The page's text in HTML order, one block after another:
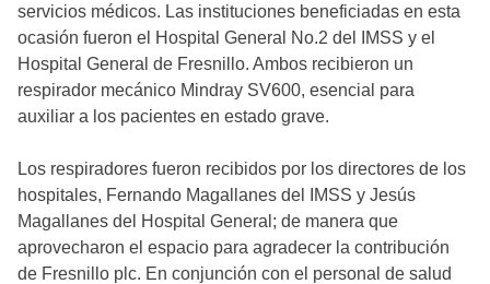
servicios médicos. Las instituciones beneficiadas en esta
ocasión fueron el Hospital General No.2 del IMSS y el
Hospital General de Fresnillo. Ambos recibieron un
respirador mecánico Mindray SV600, esencial para
auxiliar a los pacientes en estado grave.
Los respiradores fueron recibidos por los directores de los
hospitales, Fernando Magallanes del IMSS y Jesús
Magallanes del Hospital General; de manera que
aprovecharon el espacio para agradecer la contribución
de Fresnillo plc. En conjunción con el personal de salud